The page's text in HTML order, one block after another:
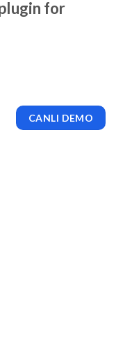
for
CANLI DEMO